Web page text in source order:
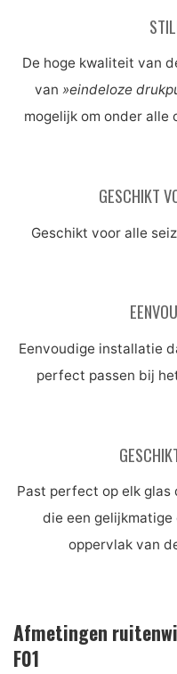
De hoge kwaliteit van
van »eindeloze
mogelijk om onder alle
GESCHIKT
Geschikt voor alle
Eenvoudige installatie
perfect passen bij
Past perfect op elk
die een
oppervlak van
Afmetingen
F01